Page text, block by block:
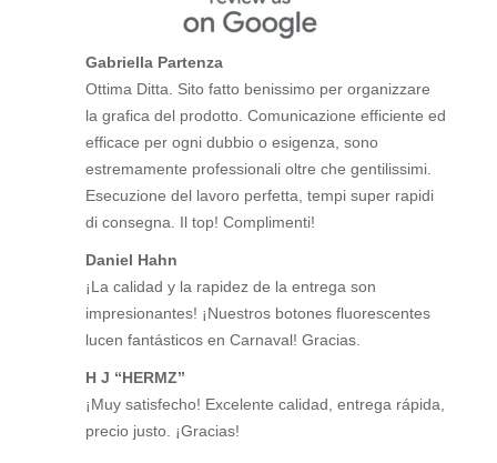
Gabriella Partenza
Ottima Ditta. Sito fatto benissimo per organizzare
la grafica del prodotto. Comunicazione efficiente ed
efficace per ogni dubbio o esigenza, sono
estremamente professionali oltre che gentilissimi.
Esecuzione del lavoro perfetta, tempi super rapidi
di consegna. Il top! Complimenti!
Daniel Hahn
¡La calidad y la rapidez de la entrega son
impresionantes! ¡Nuestros botones fluorescentes
lucen fantásticos en Carnaval! Gracias.
H J “HERMZ”
¡Muy satisfecho! Excelente calidad, entrega rápida,
precio justo. ¡Gracias!